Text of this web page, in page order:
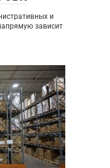
и
зависит